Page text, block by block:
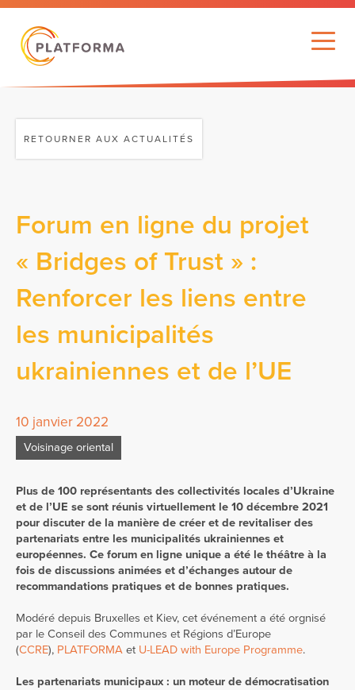
RETOURNER AUX ACTUALITÉS
Forum en ligne du projet
« Bridges of Trust » :
Renforcer les liens entre
les municipalités
ukrainiennes et de l’UE
10 janvier 2022
Voisinage oriental
Plus de 100 représentants des collectivités locales d’Ukraine
et de l’UE se sont réunis virtuellement le 10 décembre 2021
pour discuter de la manière de créer et de revitaliser des
partenariats entre les municipalités ukrainiennes et
européennes. Ce forum en ligne unique a été le théâtre à la
fois de discussions animées et d’échanges autour de
recommandations pratiques et de bonnes pratiques.
Modéré depuis Bruxelles et Kiev, cet événement a été orgnisé
par le Conseil des Communes et Régions d’Europe
(CCRE), PLATFORMA et U-LEAD with Europe Programme.
Les partenariats municipaux : un moteur de démocratisation